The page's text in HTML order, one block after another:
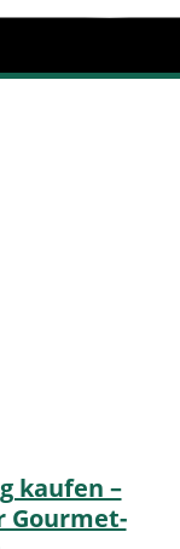
kaufen –
Gourmet-